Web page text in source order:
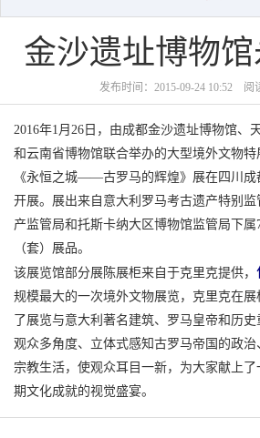
金沙遗址博物
发布时间：2015-09-24 10:52 阅
2016年1月26日，由成都金沙遗址博物馆、
和云南省博物馆联合举办的大型境外文物
《永恒之城——古罗马的辉煌》展在四川成
开展。展出来自意大利罗马考古遗产特别
产监管局和托斯卡纳大区博物馆监管局下属
（套）展品。
该展览馆部分展陈展柜来自于克里克提供，
规模最大的一次境外文物展览，克里克在
了展览与意大利著名建筑、罗马皇帝和历
观众多角度、立体式感知古罗马帝国的政治
宗教生活，使观众耳目一新，为大家献上
期文化成就的视觉盛宴。